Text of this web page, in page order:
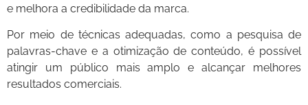
e melhora a credibilidade da marca.
Por meio de técnicas adequadas, como a pesquisa de
palavras-chave e a otimização de conteúdo, é possível
atingir um público mais amplo e alcançar melhores
resultados comerciais.